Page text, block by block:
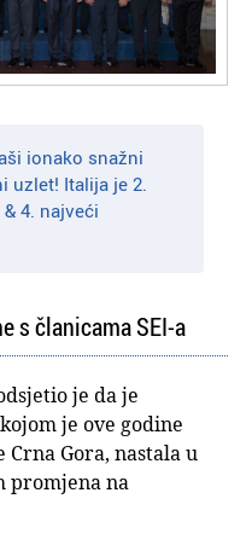
ionako snažni
uzlet! Italija je 2.
4. najveći
s članicama SEI-a
je da je
je ove godine
Gora, nastala u
promjena na